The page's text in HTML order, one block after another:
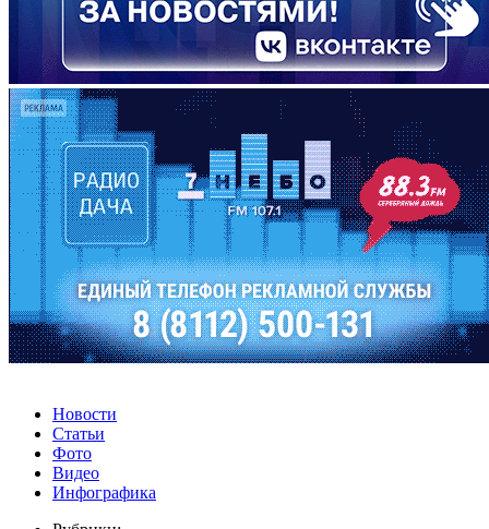
Новости
Статьи
Фото
Видео
Инфографика